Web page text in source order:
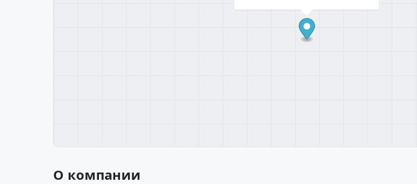
О компании